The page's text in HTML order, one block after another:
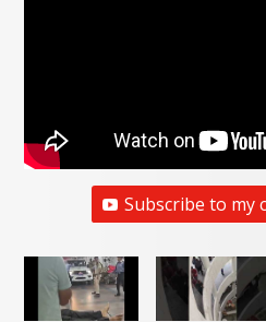
Subscribe to my